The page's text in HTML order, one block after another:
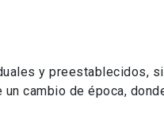
y preestablecidos,
cambio de época,